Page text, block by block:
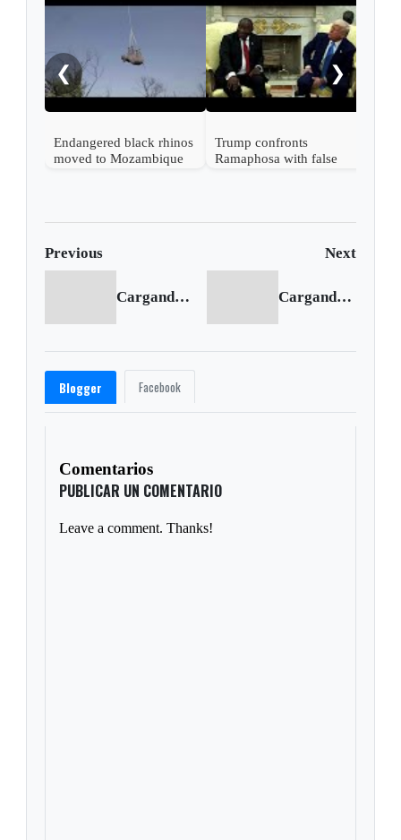
❮
Endangered black rhinos
moved to Mozambique
Trump confronts
Ramaphosa with false
❯
Previous Next
Cargando anterior... Cargando siguiente...
Blogger Facebook
Comentarios
PUBLICAR UN COMENTARIO
Leave a comment. Thanks!